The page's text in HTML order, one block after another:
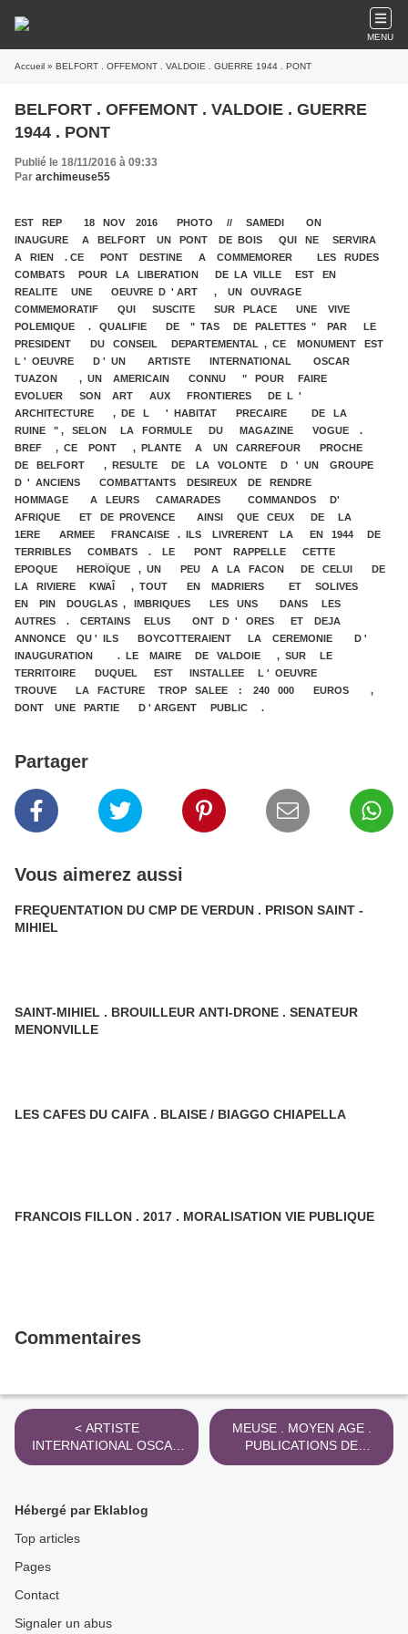
MENU
Accueil » BELFORT . OFFEMONT . VALDOIE . GUERRE 1944 . PONT
BELFORT . OFFEMONT . VALDOIE . GUERRE
1944 . PONT
Publié le 18/11/2016 à 09:33
Par archimeuse55
EST REP 18 NOV 2016 PHOTO // SAMEDI ON
INAUGURE A BELFORT UN PONT DE BOIS QUI NE SERVIRA
A RIEN . CE PONT DESTINE A COMMEMORER LES RUDES
COMBATS POUR LA LIBERATION DE LA VILLE EST EN
REALITE UNE OEUVRE D ' ART , UN OUVRAGE
COMMEMORATIF QUI SUSCITE SUR PLACE UNE VIVE
POLEMIQUE . QUALIFIE DE " TAS DE PALETTES " PAR LE
PRESIDENT DU CONSEIL DEPARTEMENTAL , CE MONUMENT EST
L ' OEUVRE D ' UN ARTISTE INTERNATIONAL OSCAR
TUAZON , UN AMERICAIN CONNU " POUR FAIRE
EVOLUER SON ART AUX FRONTIERES DE L '
ARCHITECTURE , DE L ' HABITAT PRECAIRE DE LA
RUINE " , SELON LA FORMULE DU MAGAZINE VOGUE .
BREF , CE PONT , PLANTE A UN CARREFOUR PROCHE
DE BELFORT , RESULTE DE LA VOLONTE D ' UN GROUPE
D ' ANCIENS COMBATTANTS DESIREUX DE RENDRE
HOMMAGE A LEURS CAMARADES COMMANDOS D'
AFRIQUE ET DE PROVENCE AINSI QUE CEUX DE LA
1ERE ARMEE FRANCAISE . ILS LIVRERENT LA EN 1944 DE
TERRIBLES COMBATS . LE PONT RAPPELLE CETTE
EPOQUE HEROÏQUE , UN PEU A LA FACON DE CELUI DE
LA RIVIERE KWAÎ , TOUT EN MADRIERS ET SOLIVES
EN PIN DOUGLAS , IMBRIQUES LES UNS DANS LES
AUTRES . CERTAINS ELUS ONT D ' ORES ET DEJA
ANNONCE QU ' ILS BOYCOTTERAIENT LA CEREMONIE D '
INAUGURATION . LE MAIRE DE VALDOIE , SUR LE
TERRITOIRE DUQUEL EST INSTALLEE L ' OEUVRE
TROUVE LA FACTURE TROP SALEE : 240 000 EUROS ,
DONT UNE PARTIE D ' ARGENT PUBLIC .
Partager
Vous aimerez aussi
FREQUENTATION DU CMP DE VERDUN . PRISON SAINT -
MIHIEL
SAINT-MIHIEL . BROUILLEUR ANTI-DRONE . SENATEUR
MENONVILLE
LES CAFES DU CAIFA . BLAISE / BIAGGO CHIAPELLA
FRANCOIS FILLON . 2017 . MORALISATION VIE PUBLIQUE
Commentaires
< ARTISTE
INTERNATIONAL OSCAR
TUAZON PONT DE
MEUSE . MOYEN AGE .
PUBLICATIONS DE
NICOLE ARNOD AGREGE
Hébergé par Eklablog
Top articles
Pages
Contact
Signaler un abus